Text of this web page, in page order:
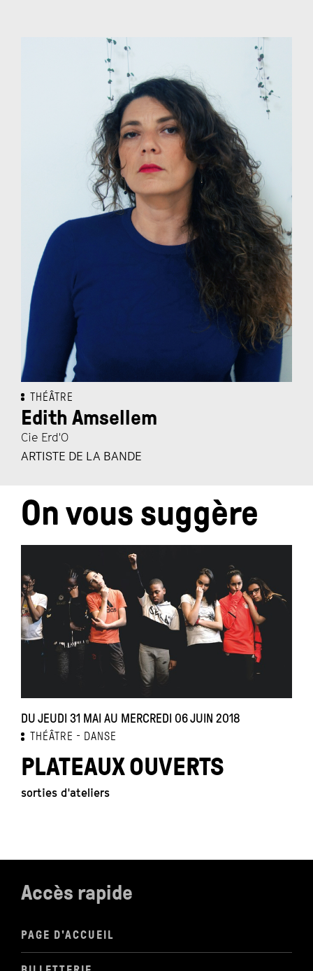
THÉÂTRE
Edith Amsellem
Cie Erd'O
ARTISTE DE LA BANDE
On vous suggère
DU JEUDI 31 MAI AU MERCREDI 06 JUIN 2018
THÉÂTRE DANSE
PLATEAUX OUVERTS
sorties d'ateliers
Accès rapide
PAGE D'ACCUEIL